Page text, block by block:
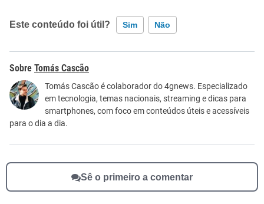
Este conteúdo foi útil? Sim Não
Este conteúdo contém informação incorreta
Este conteúdo não tem a informação que procuro
Outro
Tomás Cascão
Tomás Cascão é colaborador do 4gnews. Especializado
em tecnologia, temas nacionais, streaming e dicas para
smartphones, com foco em conteúdos úteis e acessíveis
para o dia a dia.
Sê o primeiro a comentar